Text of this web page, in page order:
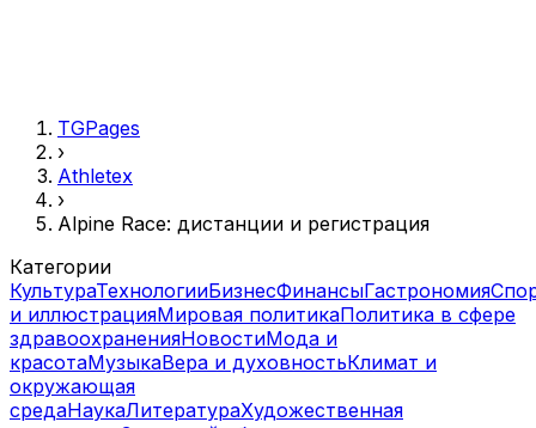
TGPages
›
Athletex
›
Alpine Race: дистанции и регистрация
Категории
КультураТехнологииБизнесФинансыГастрономия
и иллюстрацияМировая политикаПолитика в сфере
здравоохраненияНовостиМода и
красотаМузыкаВера и духовностьКлимат и
окружающая
средаНаукаЛитератураХудожественная